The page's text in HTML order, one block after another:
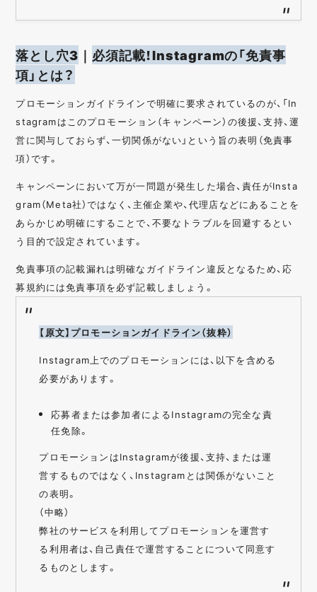
落とし穴3 ｜ 必須記載！Instagramの「免責事
項」とは？
プロモーションガイドラインで明確に要求されているのが、「In
stagramはこのプロモーション（キャンペーン）の後援、支持、運
営に関与しておらず、一切関係がない」という旨の表明（免責事
項）です。
キャンペーンにおいて万が一問題が発生した場合、責任がInsta
gram（Meta社）ではなく、主催企業や、代理店などにあることを
あらかじめ明確にすることで、不要なトラブルを回避するとい
う目的で設定されています。
免責事項の記載漏れは明確なガイドライン違反となるため、応
募規約には免責事項を必ず記載しましょう。
【原文】プロモーションガイドライン（抜粋）
Instagram上でのプロモーションには、以下を含める
必要があります。
応募者または参加者によるInstagramの完全な責
任免除。
プロモーションはInstagramが後援、支持、または運
営するものではなく、Instagramとは関係がないこと
の表明。
（中略）
弊社のサービスを利用してプロモーションを運営す
る利用者は、自己責任で運営することについて同意す
るものとします。